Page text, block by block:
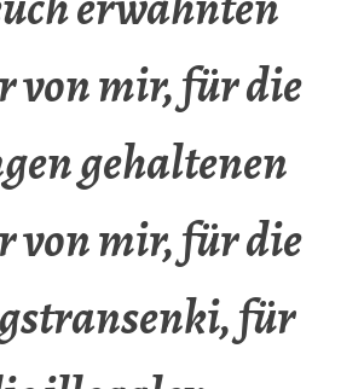
von mir, für die
gehaltenen
von mir, für die
für